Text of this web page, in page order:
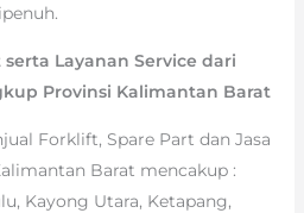
Layanan Service dari
Provinsi Kalimantan Barat
Forklift, Spare Part dan Jasa
Barat mencakup :
Kayong Utara, Ketapang,